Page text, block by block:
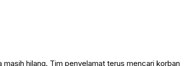
hilang. Tim penyelamat terus mencari korban